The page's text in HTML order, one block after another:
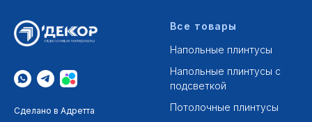
Сделано в Адретта
Все товары
Напольные плинтусы
Напольные плинтусы с
подсветкой
Потолочные плинтусы